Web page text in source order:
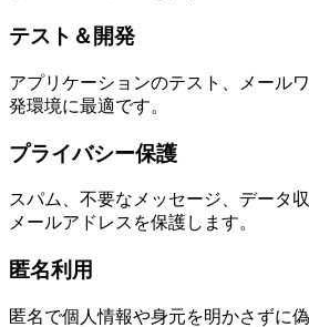
テスト＆開発
アプリケーションのテスト、メール
発環境に最適です。
プライバシー保護
スパム、不要なメッセージ、データ
メールアドレスを保護します。
匿名利用
匿名で個人情報や身元を明かさずに